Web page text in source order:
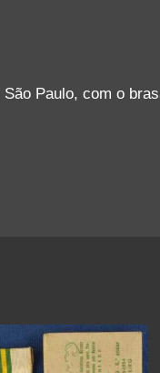
Paulo, com o